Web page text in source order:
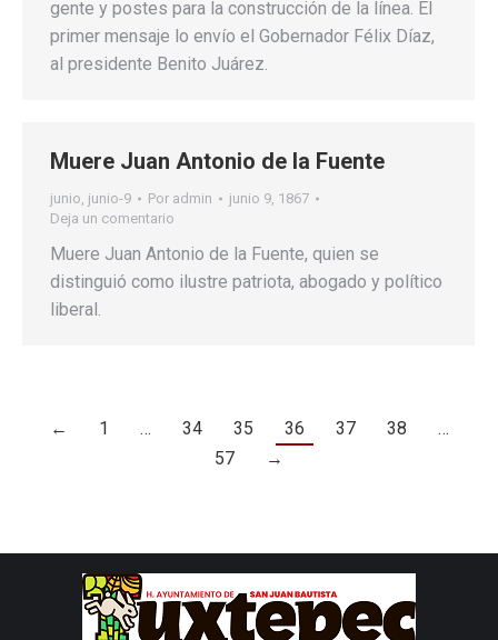
gente y postes para la construcción de la línea. El
primer mensaje lo envío el Gobernador Félix Díaz,
al presidente Benito Juárez.
Muere Juan Antonio de la Fuente
junio, junio-9 Por admin
junio 9, 1867
Deja un comentario
Muere Juan Antonio de la Fuente, quien se
distinguió como ilustre patriota, abogado y político
liberal.
← 1 … 34 35 36 37 38
…
57
→